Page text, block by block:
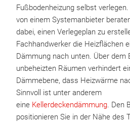
Fußbodenheizung selbst
von einem Systemanbieter
dabei, einen Verlegeplan zu
Fachhandwerker die Heizflächen
Dämmung nach unten. Über dem
unbeheizten Räumen verhindert
Dämmebene, dass Heizwärme
Sinnvoll ist unter anderem
eine Kellerdeckendämmung. Den
positionieren Sie in der Nähe des